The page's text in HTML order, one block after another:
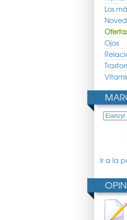
Los
Ojos
Ir a la
Sesderma SESLASH